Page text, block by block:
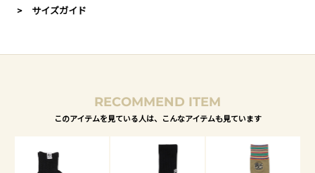
> サイズガイド
RECOMMEND ITEM
このアイテムを見ている人は、こんなアイテムも見ています